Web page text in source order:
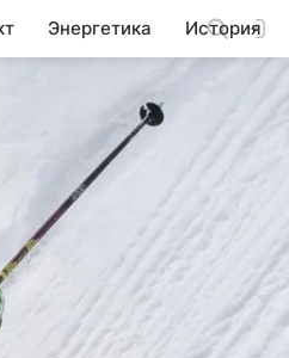
Энергетика История